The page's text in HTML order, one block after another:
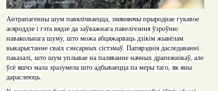
Антрапагенны шум павялічваецца, змяняючы прыроднае гукавое
асяроддзе і гэта вядзе да заўважнага павелічэння ўзроўню
навакольнага шуму, што можа абцяжарваць дзікім жывёлам
выкарыстанне сваіх сэнсарных сістэмаў. Папярэднія даследаванні
паказалі, што шум уплывае на паляванне начных драпежнікаў, але
ўсё яшчэ мала зразумела што адбываецца па меры таго, як яны
дараслеюць.